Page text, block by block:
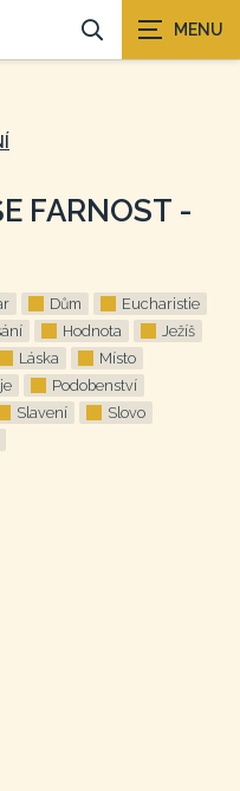
FARNOST -
Dům
Eucharistie
Hodnota
Ježíš
Láska
Místo
Podobenství
Slavení
Slovo